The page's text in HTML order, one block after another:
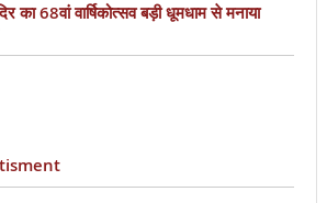
का 68वां वार्षिकोत्सव बड़ी धूमधाम से मनाया